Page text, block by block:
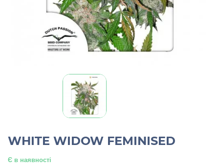
WHITE WIDOW FEMINISED
Є в наявності